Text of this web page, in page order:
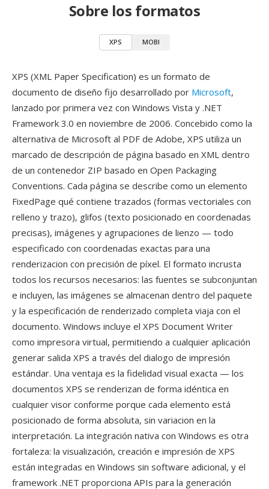
Sobre los formatos
XPS MOBI
XPS (XML Paper Specification) es un formato de
documento de diseño fijo desarrollado por Microsoft,
lanzado por primera vez con Windows Vista y .NET
Framework 3.0 en noviembre de 2006. Concebido como la
alternativa de Microsoft al PDF de Adobe, XPS utiliza un
marcado de descripción de página basado en XML dentro
de un contenedor ZIP basado en Open Packaging
Conventions. Cada página se describe como un elemento
FixedPage qué contiene trazados (formas vectoriales con
relleno y trazo), glifos (texto posicionado en coordenadas
precisas), imágenes y agrupaciones de lienzo — todo
especificado con coordenadas exactas para una
renderizacion con precisión de píxel. El formato incrusta
todos los recursos necesarios: las fuentes se subconjuntan
e incluyen, las imágenes se almacenan dentro del paquete
y la especificación de renderizado completa viaja con el
documento. Windows incluye el XPS Document Writer
como impresora virtual, permitiendo a cualquier aplicación
generar salida XPS a través del dialogo de impresión
estándar. Una ventaja es la fidelidad visual exacta — los
documentos XPS se renderizan de forma idéntica en
cualquier visor conforme porque cada elemento está
posicionado de forma absoluta, sin variacion en la
interpretación. La integración nativa con Windows es otra
fortaleza: la visualización, creación e impresión de XPS
están integradas en Windows sin software adicional, y el
framework .NET proporciona APIs para la generación